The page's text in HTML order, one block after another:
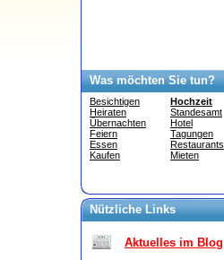
Was möchten Sie tun?
Besichtigen
Heiraten
Übernachten
Feiern
Essen
Kaufen
Hochzeit
Standesamt
Hotel
Tagungen
Restaurants
Mieten
Nützliche Links
Aktuelles im Blog